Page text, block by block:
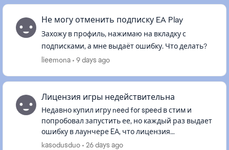
Не могу отменить подписку EA Play
Захожу в профиль, нажимаю на вкладку с
подписками, а мне выдаёт ошибку. Что делать?
lieemona
9 days ago
Лицензия игры недействительна
Недавно купил игру need for speed в стим и
попробовал запустить ее, но каждый раз выдает
ошибку в лаунчере EA, что лицензия
недействительна. Я перепробовал все способы:
kasodusduo 26 days ago